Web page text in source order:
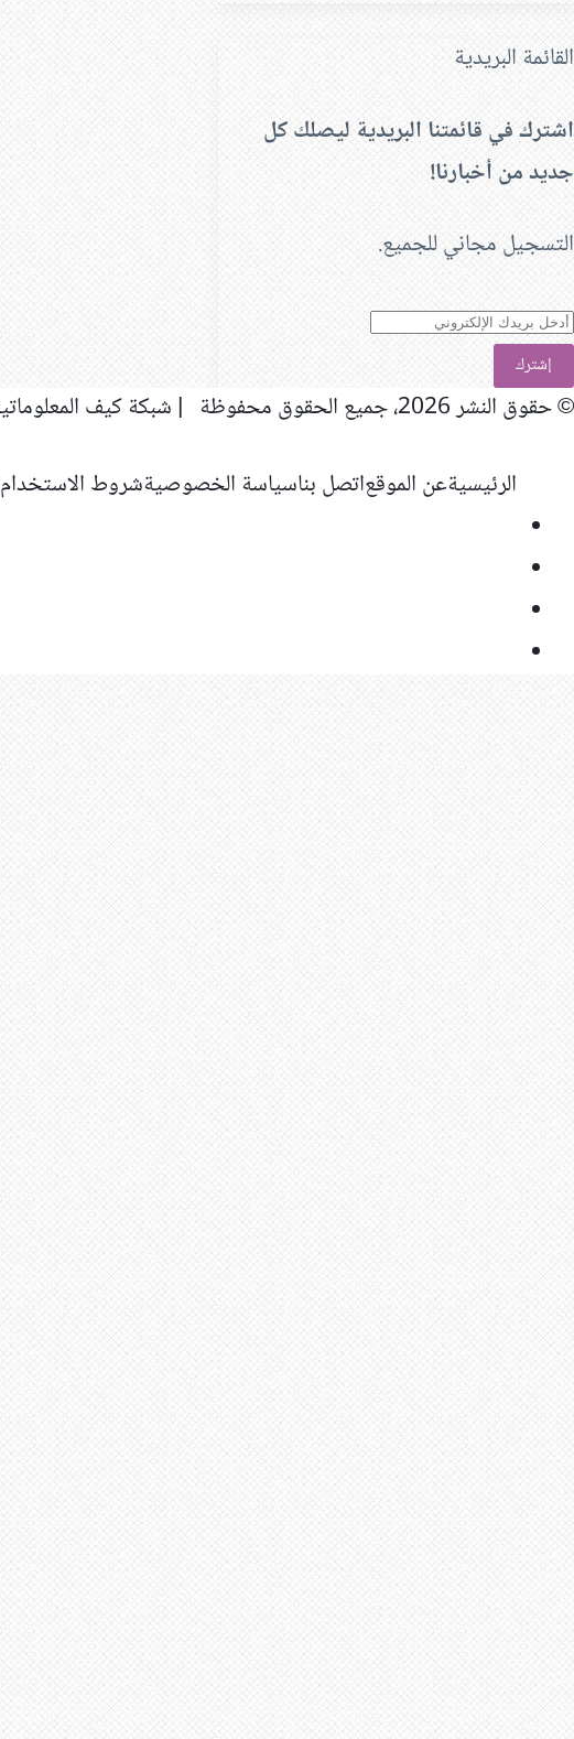
القائمة البريدية
اشترك في قائمتنا البريدية ليصلك كل
جديد من أخبارنا!
التسجيل مجاني للجميع.
أدخل
بريدك
الإلكتروني
© حقوق النشر 2026، جميع الحقوق محفوظة | شبكة كيف المعلوماتية
الرئيسيةعن الموقعاتصل بناسياسة الخصوصيةشروط الاستخدام